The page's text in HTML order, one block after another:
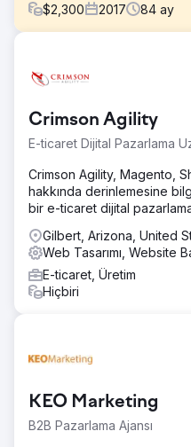
$2,300 2017 84 ay
Hyannis Ma'nın Body
sıralamada yer almadığı
temel aylık bütçe
zorlanıyordu.
Çözüm
Web sitelerini yeniden
ekledik, SEO/SEM'lerini
sosyal medya etkileşimi ve
pazarlama sunduk. Yedi yılı
oldular.
Sonuç
Kendi yerel gruplarında
Crimson Agility
E-ticaret Dijital Pazarlama
Crimson Agility, Magento,
hakkında derinlemesine
bir e-ticaret dijital
Gilbert, Arizona, United
Web Tasarımı, Website
E-ticaret, Üretim
Hiçbiri
KEO Marketing
B2B Pazarlama Ajansı